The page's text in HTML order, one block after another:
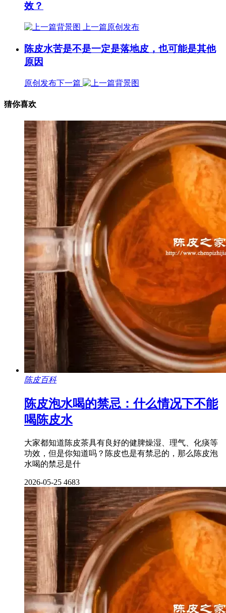
效？
上一篇原创发布
陈皮水苦是不是一定是落地皮，也可能是其他
原因
原创发布下一篇
猜你喜欢
陈皮百科
陈皮泡水喝的禁忌：什么情况下不能
喝陈皮水
大家都知道陈皮茶具有良好的健脾燥湿、理气、化痰等
功效，但是你知道吗？陈皮也是有禁忌的，那么陈皮泡
水喝的禁忌是什
2026-05-25 4683